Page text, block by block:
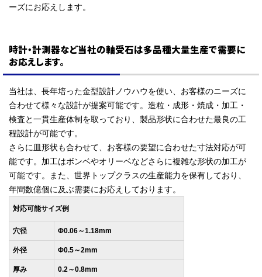
ーズにお応えします。
時計・計測器など当社の軸受石は多品種大量生産で需要に
お応えします。
当社は、長年培った金型設計ノウハウを使い、お客様のニーズに
合わせて様々な設計が提案可能です。造粒・成形・焼成・加工・
検査と一貫生産体制を取っており、製品形状に合わせた最良の工
程設計が可能です。
さらに皿形状も合わせて、お客様の要望に合わせた寸法対応が可
能です。加工はボンベやオリーベなどさらに複雑な形状の加工が
可能です。また、世界トップクラスの生産能力を保有しており、
年間数億個に及ぶ需要にお応えしております。
対応可能サイズ例
穴径 Φ0.06～1.18mm
外径 Φ0.5～2mm
厚み 0.2～0.8mm